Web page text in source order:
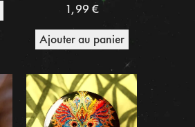
1,99 €
Ajouter au panier